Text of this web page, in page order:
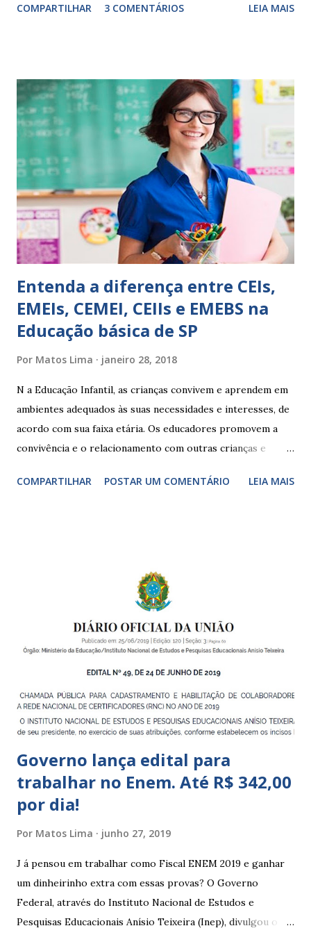
exercitação. E encontrar a melhor maneira de expressar o
sempre as intervenções feitas para ações apresentadas,
isso ressalta trabalho. SUGESTÕES DE PALAVRAS E
EXPRESSÕES PARA USO EM RELATÓRIOS Você pensa Você
escreve O aluno não sabe O aluno não adquiriu os
conceitos, está em fase de aprendizado. Não tem limites
Apresenta dificuldades de auto-regulação, pois… É nervoso
Ainda não desenvolveu habilidades para convívio no
ambiente...
COMPARTILHAR 3 COMENTÁRIOS LEIA MAIS
Entenda a diferença entre CEIs,
EMEIs, CEMEI, CEIIs e EMEBS na
Educação básica de SP
Por Matos Lima janeiro 28, 2018
N a Educação Infantil, as crianças convivem e aprendem em
ambientes adequados às suas necessidades e interesses, de
acordo com sua faixa etária. Os educadores promovem a
convivência e o relacionamento com outras crianças e
garantir o direito das crianças a uma educação integral e de
crianças de zero a 3 anos e 11 meses; – EMEIs - Escolas
Municipais de Educação Infantil, que atendem crianças de 4
a 5 anos e 11 meses; – CEMEI - Centro Municipal de
Educação Infantil, que recebe crianças de zero a 5 anos e 11
Indígena, e trabalham com cri...
COMPARTILHAR POSTAR UM COMENTÁRIO LEIA MAIS
Governo lança edital para
trabalhar no Enem. Até R$ 342,00
por dia!
Por Matos Lima junho 27, 2019
J á pensou em trabalhar como Fiscal ENEM 2019 e ganhar
um dinheirinho extra com essas provas? O Governo
Federal, através do Instituto Nacional de Estudos e
Pesquisas Educacionais Anísio Teixeira (Inep), divulgou o